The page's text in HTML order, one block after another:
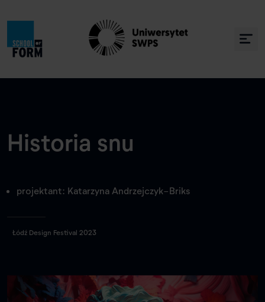
Historia snu
projektant: Katarzyna Andrzejczyk-Briks
Łódź Design Festival 2023